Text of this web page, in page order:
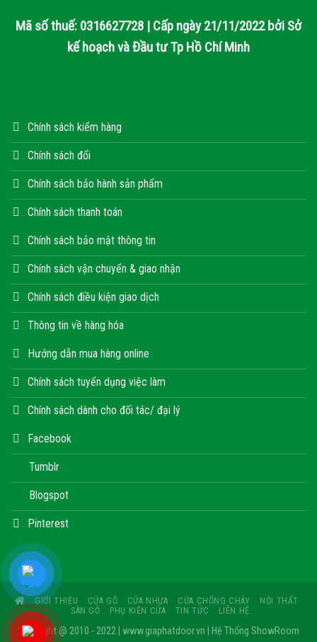
Mã số thuế: 0316627728 | Cấp ngày 21/11/2022 bởi Sở
kế hoạch và Đầu tư Tp Hồ Chí Minh
Chính sách kiểm hàng
Chính sách đổi
Chính sách bảo hành sản phẩm
Chính sách thanh toán
Chính sách bảo mật thông tin
Chính sách vận chuyển & giao nhận
Chính sách điều kiện giao dịch
Thông tin về hàng hóa
Hướng dẫn mua hàng online
Chính sách tuyển dụng việc làm
Chính sách dành cho đối tác/ đại lý
Facebook
Tumblr
Blogspot
Pinterest
GIỚI THIỆU CỬA GỖ CỬA NHỰA CỬA CHỐNG CHÁY
NỘI THẤT
SÀN GỖ
PHỤ KIỆN CỬA TIN TỨC LIÊN HỆ
Copyright @ 2010 - 2022 | www.giaphatdoor.vn | Hệ Thống ShowRoom